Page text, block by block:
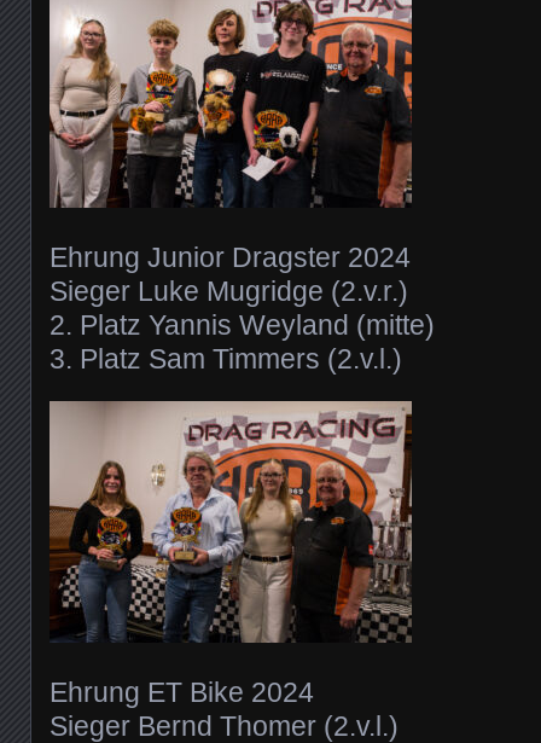
Ehrung Junior Dragster 2024
Sieger Luke Mugridge (2.v.r.)
2. Platz Yannis Weyland (mitte)
3. Platz Sam Timmers (2.v.l.)
Ehrung ET Bike 2024
Sieger Bernd Thomer (2.v.l.)